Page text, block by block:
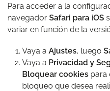
Para acceder a la
navegador Safari para iOS
variar en función de la
Vaya a Ajustes, luego
Vaya a Privacidad y
Bloquear cookies para
bloqueo que desea